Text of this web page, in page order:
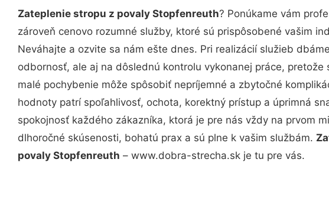
Zateplenie stropu z povaly Stopfenreuth? Ponúkame vám
zároveň cenovo rozumné služby, ktoré sú prispôsobené vašim
Neváhajte a ozvite sa nám ešte dnes. Pri realizácií služieb
odbornosť, ale aj na dôslednú kontrolu vykonanej práce, pretože
malé pochybenie môže spôsobiť nepríjemné a zbytočné
hodnoty patrí spoľahlivosť, ochota, korektný prístup a úprimná
spokojnosť každého zákazníka, ktorá je pre nás vždy na prvom
dlhoročné skúsenosti, bohatú prax a sú plne k vašim službám.
povaly Stopfenreuth – www.dobra-strecha.sk je tu pre vás.